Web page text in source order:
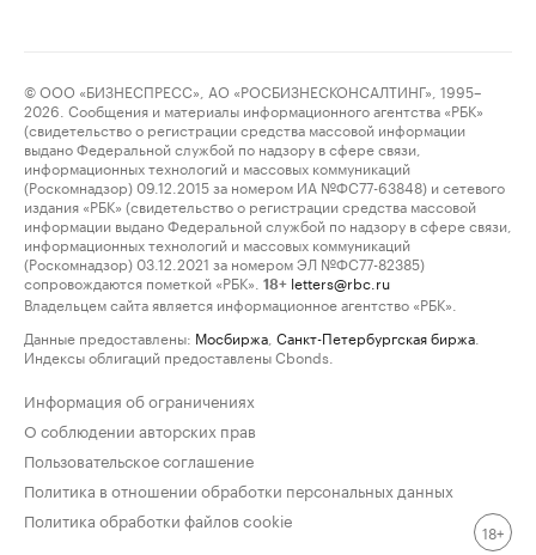
© ООО «БИЗНЕСПРЕСС», АО «РОСБИЗНЕСКОНСАЛТИНГ», 1995–
2026. Сообщения и материалы информационного агентства «РБК»
(свидетельство о регистрации средства массовой информации
выдано Федеральной службой по надзору в сфере связи,
информационных технологий и массовых коммуникаций
(Роскомнадзор) 09.12.2015 за номером ИА №ФС77-63848) и сетевого
издания «РБК» (свидетельство о регистрации средства массовой
информации выдано Федеральной службой по надзору в сфере связи,
информационных технологий и массовых коммуникаций
(Роскомнадзор) 03.12.2021 за номером ЭЛ №ФС77-82385)
сопровождаются пометкой «РБК».
18+ letters@rbc.ru
Владельцем сайта является информационное агентство «РБК».
Данные предоставлены: Мосбиржа Санкт-Петербургская биржа
Индексы облигаций предоставлены Cbonds.
Информация об ограничениях
О соблюдении авторских прав
Пользовательское соглашение
Политика в отношении обработки персональных данных
Политика обработки файлов cookie
18+